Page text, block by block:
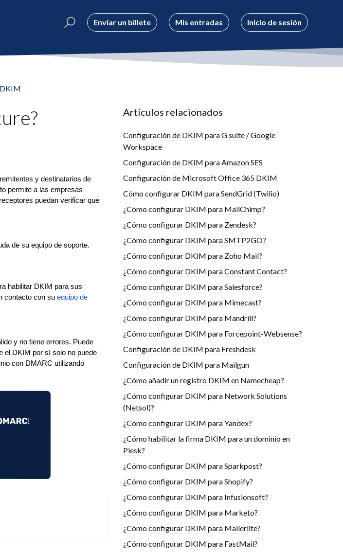
Enviar un billete Mis entradas Inicio de sesión
DKIM
y destinatarios de
permite a las empresas
puedan verificar que
de su equipo de soporte.
habilitar DKIM para sus
contacto con su equipo de
y no tiene errores. Puede
el DKIM por sí solo no puede
con DMARC utilizando
Artículos relacionados
Configuración de DKIM para G suite / Google
Workspace
Configuración de DKIM para Amazon SES
Configuración de Microsoft Office 365 DKIM
Cómo configurar DKIM para SendGrid (Twilio)
¿Cómo configurar DKIM para MailChimp?
¿Cómo configurar DKIM para Zendesk?
¿Cómo configurar DKIM para SMTP2GO?
¿Cómo configurar DKIM para Zoho Mail?
¿Cómo configurar DKIM para Constant Contact?
¿Cómo configurar DKIM para Salesforce?
¿Cómo configurar DKIM para Mimecast?
¿Cómo configurar DKIM para Mandrill?
¿Cómo configurar DKIM para Forcepoint-Websense?
Configuración de DKIM para Freshdesk
Configuración de DKIM para Mailgun
¿Cómo añadir un registro DKIM en Namecheap?
¿Cómo configurar DKIM para Network Solutions
(Netsol)?
¿Cómo configurar DKIM para Yandex?
¿Cómo habilitar la firma DKIM para un dominio en
Plesk?
¿Cómo configurar DKIM para Sparkpost?
¿Cómo configurar DKIM para Shopify?
¿Cómo configurar DKIM para Infusionsoft?
¿Cómo configurar DKIM para Marketo?
¿Cómo configurar DKIM para Mailerlite?
¿Cómo configurar DKIM para FastMail?